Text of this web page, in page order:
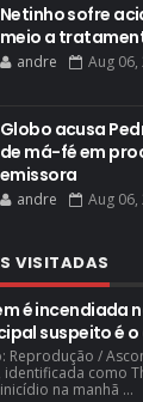
Netinho sofre
meio a
andre Aug 06,
Globo acusa
de má-fé em
emissora
andre Aug 06,
VISITADAS
é incendiada
suspeito é
Reprodução /
identificada como
na manhã ...